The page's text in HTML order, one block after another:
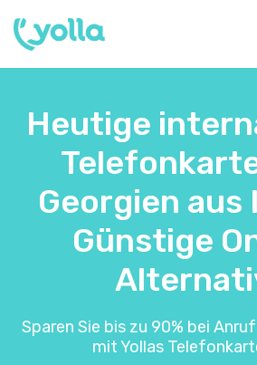
Heutige
Georgien aus
Günstige
Sparen Sie bis zu 90% bei
mit Yollas